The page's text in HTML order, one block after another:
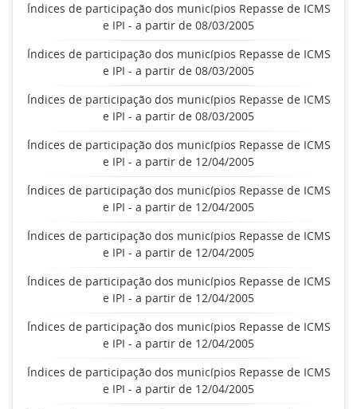
Índices de participação dos municípios Repasse de ICMS
e IPI - a partir de 08/03/2005
Índices de participação dos municípios Repasse de ICMS
e IPI - a partir de 08/03/2005
Índices de participação dos municípios Repasse de ICMS
e IPI - a partir de 08/03/2005
Índices de participação dos municípios Repasse de ICMS
e IPI - a partir de 12/04/2005
Índices de participação dos municípios Repasse de ICMS
e IPI - a partir de 12/04/2005
Índices de participação dos municípios Repasse de ICMS
e IPI - a partir de 12/04/2005
Índices de participação dos municípios Repasse de ICMS
e IPI - a partir de 12/04/2005
Índices de participação dos municípios Repasse de ICMS
e IPI - a partir de 12/04/2005
Índices de participação dos municípios Repasse de ICMS
e IPI - a partir de 12/04/2005